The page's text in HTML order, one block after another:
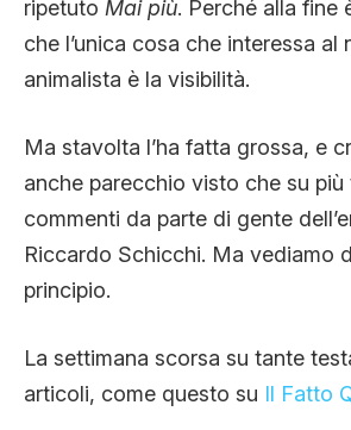
ripetuto Mai più. Perché alla fine
che l’unica cosa che interessa al
animalista è la visibilità.
Ma stavolta l’ha fatta grossa, e
anche parecchio visto che su
commenti da parte di gente
Riccardo Schicchi. Ma vediamo
principio.
La settimana scorsa su tante
articoli, come questo su Il Fatto